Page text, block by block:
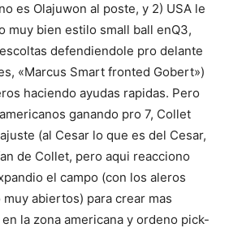
es Olajuwon al poste, y 2) USA le
muy bien estilo small ball enQ3,
defendiendole pro delante
«Marcus Smart fronted Gobert»)
haciendo ayudas rapidas. Pero
ganando pro 7, Collet
(al Cesar lo que es del Cesar,
de Collet, pero aqui reacciono
el campo (con los aleros
muy abiertos) para crear mas
la zona americana y ordeno pick-